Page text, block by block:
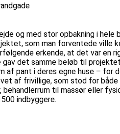
og med stor opbakning i
som man forventede ville
erkende, at det var en
det samme beløb til
pant i deres egne huse – for
af frivillige, som stod for både
til massør eller
indbyggere.